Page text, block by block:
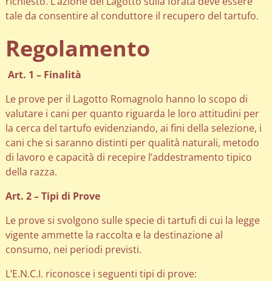
tale da consentire al conduttore il recupero del tartufo.
Regolamento
Art. 1 – Finalità
Le prove per il Lagotto Romagnolo hanno lo scopo di
valutare i cani per quanto riguarda le loro attitudini per
la cerca del tartufo evidenziando, ai fini della selezione, i
cani che si saranno distinti per qualità naturali, metodo
di lavoro e capacità di recepire l’addestramento tipico
della razza.
Art. 2 – Tipi di Prove
Le prove si svolgono sulle specie di tartufi di cui la legge
vigente ammette la raccolta e la destinazione al
consumo, nei periodi previsti.
L’E.N.C.I. riconosce i seguenti tipi di prove: